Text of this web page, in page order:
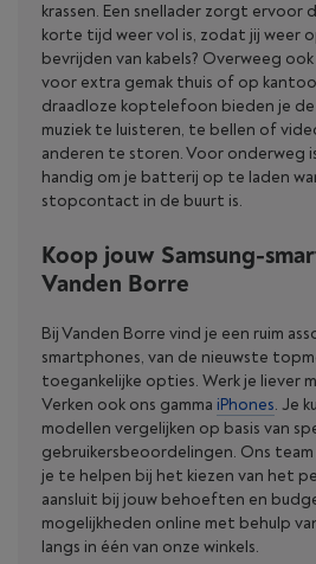
krassen. Een snellader zorgt ervoor
korte tijd weer vol is, zodat jij weer
bevrijden van kabels? Overweeg
voor extra gemak thuis of op
draadloze koptelefoon bieden je de
muziek te luisteren, te bellen of
anderen te storen. Voor onderweg
handig om je batterij op te laden
stopcontact in de buurt is.
Koop jouw Samsung-
Vanden Borre
Bij Vanden Borre vind je een ruim
smartphones, van de nieuwste
toegankelijke opties. Werk je liever
Verken ook ons gamma iPhones. Je
modellen vergelijken op basis van
gebruikersbeoordelingen. Ons
je te helpen bij het kiezen van het
aansluit bij jouw behoeften en
mogelijkheden online met behulp
langs in één van onze winkels.